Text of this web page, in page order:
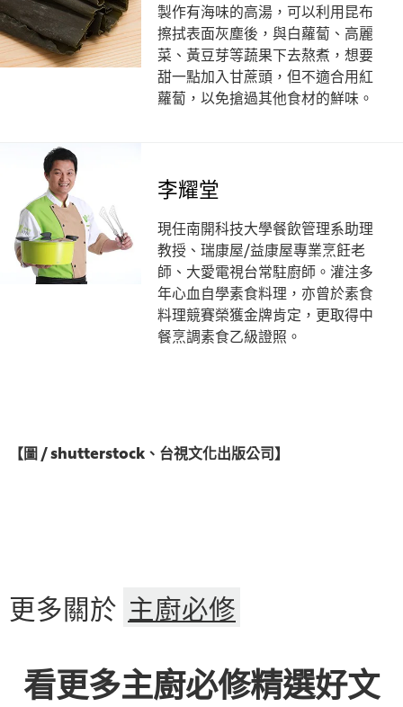
製作有海味的高湯，可以利用昆布
擦拭表面灰塵後，與白蘿蔔、高麗
菜、黃豆芽等蔬果下去熬煮，想要
甜一點加入甘蔗頭，但不適合用紅
蘿蔔，以免搶過其他食材的鮮味。
李耀堂
現任南開科技大學餐飲管理系助理
教授、瑞康屋/益康屋專業烹飪老
師、大愛電視台常駐廚師。灌注多
年心血自學素食料理，亦曾於素食
料理競賽榮獲金牌肯定，更取得中
餐烹調素食乙級證照。
【圖 / shutterstock、台視文化出版公司】
更多關於 主廚必修
看更多主廚必修精選好文